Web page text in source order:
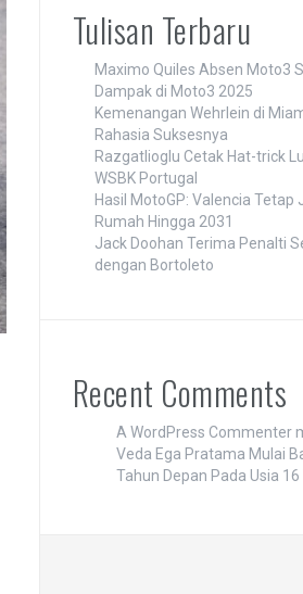
Tulisan Terbaru
Maximo Quiles Absen Moto3
Dampak di Moto3 2025
Kemenangan Wehrlein di
Rahasia Suksesnya
Razgatlioglu Cetak Hat-trick
WSBK Portugal
Hasil MotoGP: Valencia Tetap
Rumah Hingga 2031
Jack Doohan Terima Penalti
dengan Bortoleto
Recent Comments
A WordPress Commenter
Veda Ega Pratama Mulai
Tahun Depan Pada Usia